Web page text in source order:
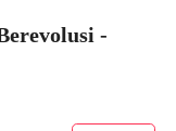
-